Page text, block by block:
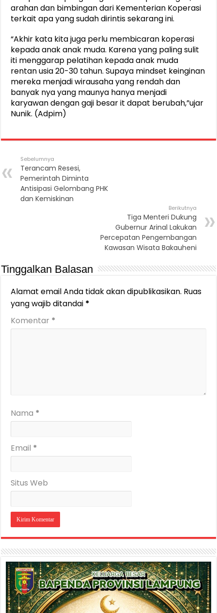
arahan dan bimbingan dari Kementerian Koperasi
terkait apa yang sudah dirintis sekarang ini.
“Akhir kata kita juga perlu membicaran koperasi
kepada anak anak muda. Karena yang paling sulit
iti menggarap pelatihan kepada anak muda
rentan usia 20-30 tahun. Supaya mindset keinginan
mereka menjadi wirausaha yang rendah dan
banyak nya yang maunya hanya menjadi
karyawan dengan gaji besar it dapat berubah,”ujar
Nunik. (Adpim)
Sebelumnya
Terancam Resesi,
Pemerintah Diminta
Antisipasi Gelombang PHK
dan Kemiskinan
Berikutnya
Tiga Menteri Dukung
Gubernur Arinal Lakukan
Percepatan Pengembangan
Kawasan Wisata Bakauheni
Tinggalkan Balasan
Alamat email Anda tidak akan dipublikasikan. Ruas
yang wajib ditandai *
Komentar *
Nama *
Email *
Situs Web